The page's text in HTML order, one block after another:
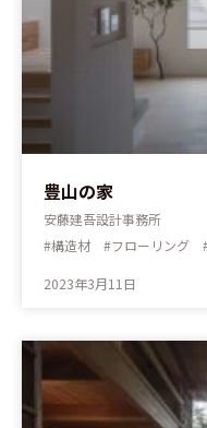
豊山の家
安藤建吾設計事務所
#構造材 #フローリング
2023年3月11日